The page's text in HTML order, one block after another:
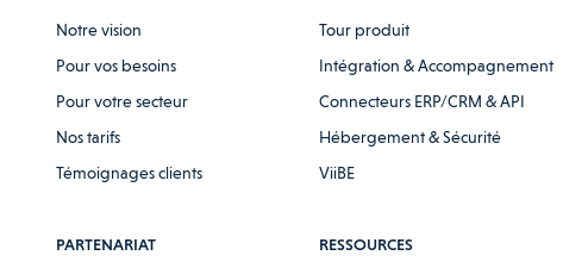
Notre vision
Pour vos besoins
Pour votre secteur
Nos tarifs
Témoignages clients
PARTENARIAT
Tour produit
Intégration & Accompagnement
Connecteurs ERP/CRM & API
Hébergement & Sécurité
ViiBE
RESSOURCES